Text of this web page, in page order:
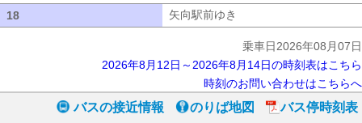
18 矢向駅前ゆき
乗車日2026年08月07日
2026年8月12日～2026年8月14日の時刻表はこちら
時刻のお問い合わせはこちらへ
バスの接近情報 のりば地図
バス停時刻表